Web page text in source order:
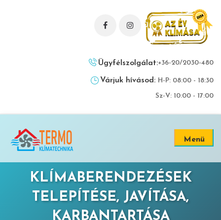
Ügyfélszolgálat:+36-20/2030-480
Várjuk hívásod: H-P: 08:00 - 18:30
Sz-V: 10:00 - 17:00
Menü
KLÍMABERENDEZÉSEK
TELEPÍTÉSE, JAVÍTÁSA,
KARBANTARTÁSA